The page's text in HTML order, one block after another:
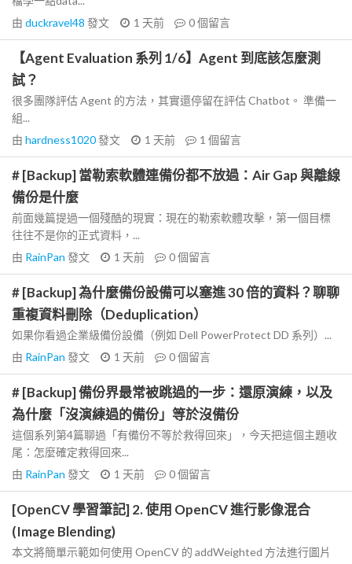
由 duckravel48 發文 1 天前 0個留言
【Agent Evaluation 系列 1/6】Agent 到底該怎麼測
試？
很多團隊評估 Agent 的方法，其實還停留在評估 Chatbot。 準備一
組...
由 hardness1020發文 1 天前 1 個留言
# [Backup] 當勒索軟體連備份都不放過：Air Gap 與離線
備份是什麼
前面幾篇提過一個殘酷的現實：現在的勒索軟體攻擊，第一個目標
往往不是你的正式資料，...
由 RainPan 發文 1 天前 0個留言
# [Backup] 為什麼備份設備可以塞進 30 倍的資料？聊聊
重複資料刪除（Deduplication）
如果你看過企業級備份設備（例如 Dell PowerProtect DD 系列）...
由 RainPan 發文 1 天前 0個留言
# [Backup] 備份界最常被跳過的一步：還原演練，以及
為什麼「沒演練過的備份」等於沒備份
這個系列第4篇聊過「有備份不等於救得回來」，今天把這個主題收
尾：怎麼確定救得回來...
由 RainPan 發文 1 天前 0個留言
[OpenCV 學習筆記] 2. 使用 OpenCV 進行影像混合
(Image Blending)
本文將簡單示範如何使用 OpenCV 的 addWeighted 方法進行圖片